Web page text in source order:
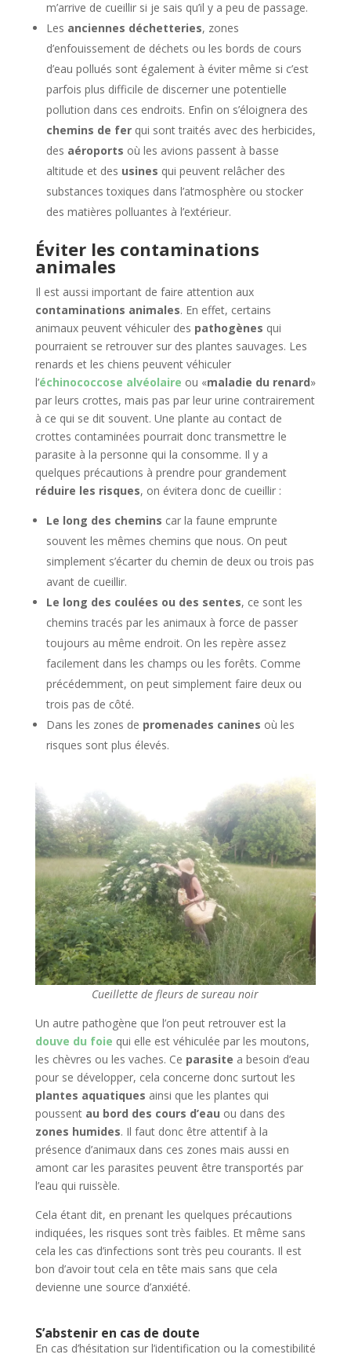
m’arrive de cueillir si je sais qu’il y a peu de passage.
Les anciennes déchetteries, zones
d’enfouissement de déchets ou les bords de cours
d’eau pollués sont également à éviter même si c’est
parfois plus difficile de discerner une potentielle
pollution dans ces endroits. Enfin on s’éloignera des
chemins de ferqui sont traités avec des herbicides,
des aéroports où les avions passent à basse
altitude et des usines qui peuvent relâcher des
substances toxiques dans l’atmosphère ou stocker
des matières polluantes à l’extérieur.
Éviter les contaminations
animales
Il est aussi important de faire attention aux
contaminations animales. En effet, certains
animaux peuvent véhiculer des pathogènes qui
pourraient se retrouver sur des plantes sauvages. Les
renards et les chiens peuvent véhiculer
l’échinococcose alvéolaire ou «maladie du renard»
par leurs crottes, mais pas par leur urine contrairement
à ce qui se dit souvent. Une plante au contact de
crottes contaminées pourrait donc transmettre le
parasite à la personne qui la consomme. Il y a
quelques précautions à prendre pour grandement
réduire les risques, on évitera donc de cueillir :
Le long des chemins car la faune emprunte
souvent les mêmes chemins que nous. On peut
simplement s’écarter du chemin de deux ou trois pas
avant de cueillir.
Le long des coulées ou des sentes, ce sont les
chemins tracés par les animaux à force de passer
toujours au même endroit. On les repère assez
facilement dans les champs ou les forêts. Comme
précédemment, on peut simplement faire deux ou
trois pas de côté.
Dans les zones de promenades canines où les
risques sont plus élevés.
Cueillette de fleurs de sureau noir
Un autre pathogène que l’on peut retrouver est la
douve du foie qui elle est véhiculée par les moutons,
les chèvres ou les vaches. Ce parasite a besoin d’eau
pour se développer, cela concerne donc surtout les
plantes aquatiques ainsi que les plantes qui
poussent au bord des cours d’eau ou dans des
zones humides. Il faut donc être attentif à la
présence d’animaux dans ces zones mais aussi en
amont car les parasites peuvent être transportés par
l’eau qui ruissèle.
Cela étant dit, en prenant les quelques précautions
indiquées, les risques sont très faibles. Et même sans
cela les cas d’infections sont très peu courants. Il est
bon d’avoir tout cela en tête mais sans que cela
devienne une source d’anxiété.
S’abstenir en cas de doute
En cas d’hésitation sur l’identification ou la comestibilité